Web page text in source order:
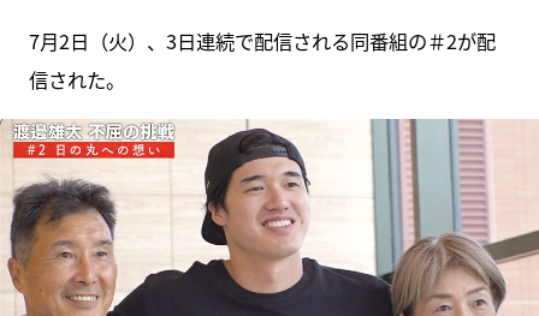
7月2日（火）、3日連続で配信される同番組の＃2が配
信された。